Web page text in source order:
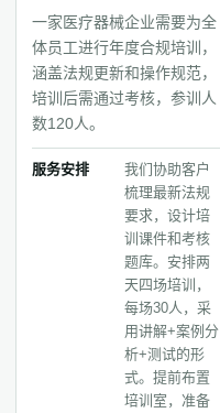
一家医疗器械企业需要为全
体员工进行年度合规培训，
涵盖法规更新和操作规范，
培训后需通过考核，参训人
数120人。
服务安排
我们协助客户
梳理最新法规
要求，设计培
训课件和考核
题库。安排两
天四场培训，
每场30人，采
用讲解+案例分
析+测试的形
式。提前布置
培训室，准备